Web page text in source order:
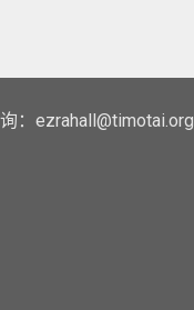
：ezrahall@timotai.org